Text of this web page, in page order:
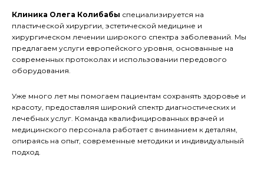
Клиника Олега Колибабы специализируется на
пластической хирургии, эстетической медицине и
хирургическом лечении широкого спектра заболеваний. Мы
предлагаем услуги европейского уровня, основанные на
современных протоколах и использовании передового
оборудования.
Уже много лет мы помогаем пациентам сохранять здоровье и
красоту, предоставляя широкий спектр диагностических и
лечебных услуг. Команда квалифицированных врачей и
медицинского персонала работает с вниманием к деталям,
опираясь на опыт, современные методики и индивидуальный
подход.